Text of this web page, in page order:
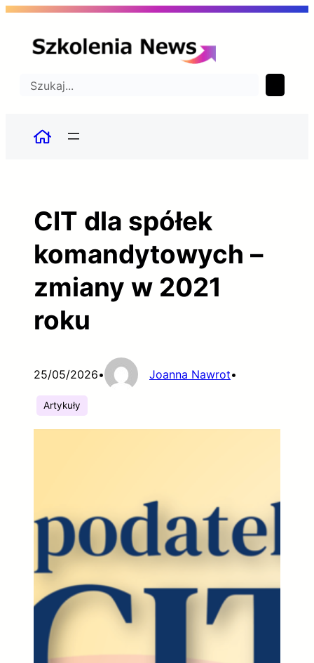
Przejdź
Szukaj
CIT dla spółek
komandytowych –
zmiany w 2021
roku
25/05/2026• Joanna Nawrot•
Artykuły